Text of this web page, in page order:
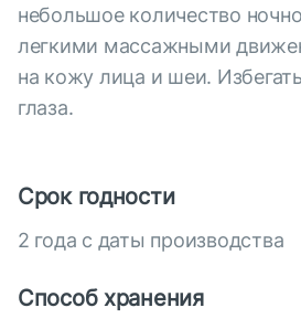
небольшое количество
легкими массажными
на кожу лица и шеи.
глаза.
Срок годности
2 года с даты производства
Способ хранения